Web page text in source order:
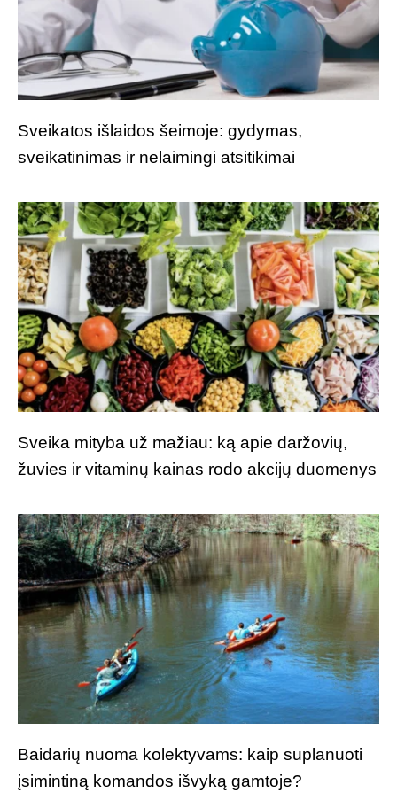
Sveikatos išlaidos šeimoje: gydymas,
sveikatinimas ir nelaimingi atsitikimai
Sveika mityba už mažiau: ką apie daržovių,
žuvies ir vitaminų kainas rodo akcijų duomenys
Baidarių nuoma kolektyvams: kaip suplanuoti
įsimintiną komandos išvyką gamtoje?